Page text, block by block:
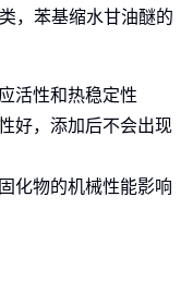
，苯基缩水甘油醚的
活性和热稳定性
好，添加后不会出现
化物的机械性能影响